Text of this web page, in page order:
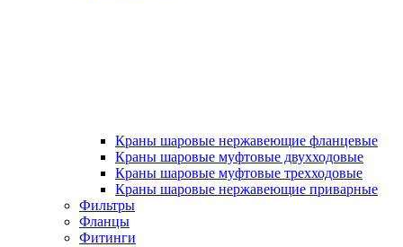
Краны шаровые нержавеющие фланцевые
Краны шаровые муфтовые двухходовые
Краны шаровые муфтовые трехходовые
Краны шаровые нержавеющие приварные
Фильтры
Фланцы
Фитинги